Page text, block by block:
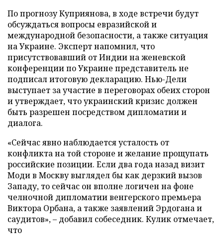
По прогнозу Куприянова, в ходе встречи будут
обсуждаться вопросы евразийской и
международной безопасности, а также ситуация
на Украине. Эксперт напомнил, что
присутствовавший от Индии на женевской
конференции по Украине представитель не
подписал итоговую декларацию. Нью-Дели
выступает за участие в переговорах обеих сторон
и утверждает, что украинский кризис должен
быть разрешен посредством дипломатии и
диалога.
«Сейчас явно наблюдается усталость от
конфликта на той стороне и желание прощупать
российские позиции. Если два года назад визит
Моди в Москву выглядел бы как дерзкий вызов
Западу, то сейчас он вполне логичен на фоне
челночной дипломатии венгерского премьера
Виктора Орбана, а также заявлений Эрдогана и
саудитов», – добавил собеседник. Кулик отмечает,
что